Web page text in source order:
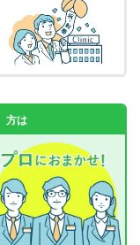
方は